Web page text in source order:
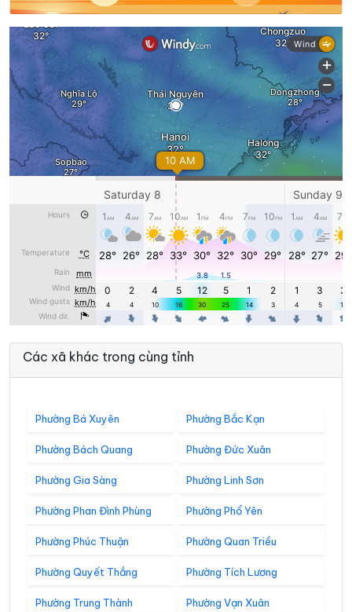
Các xã khác trong cùng tỉnh
Phường Bá Xuyên Phường Bắc Kạn
Phường Bách Quang Phường Đức Xuân
Phường Gia Sàng Phường Linh Sơn
Phường Phan Đình Phùng Phường Phổ Yên
Phường Phúc Thuận Phường Quan Triều
Phường Quyết Thắng Phường Tích Lương
Phường Trung Thành Phường Vạn Xuân